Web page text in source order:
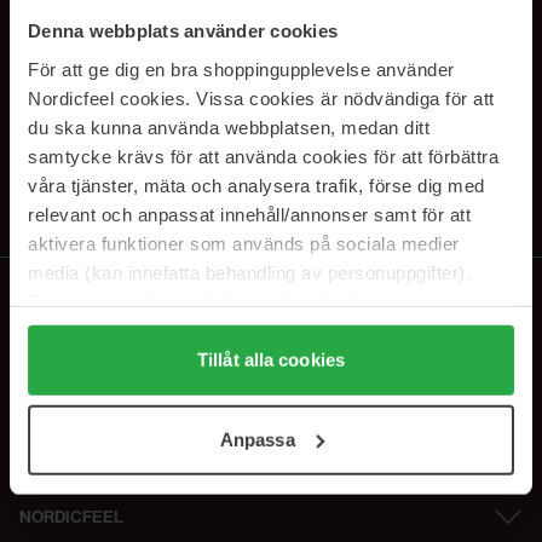
Denna webbplats använder cookies
För att ge dig en bra shoppingupplevelse använder
Nordicfeel cookies. Vissa cookies är nödvändiga för att
du ska kunna använda webbplatsen, medan ditt
samtycke krävs för att använda cookies för att förbättra
våra tjänster, mäta och analysera trafik, förse dig med
relevant och anpassat innehåll/annonser samt för att
aktivera funktioner som används på sociala medier
media (kan innefatta behandling av personuppgifter).
Genom att trycka på "Tillåt alla cookies" accepterar du
alla cookies, medan du under "Detaljer" kan anpassa
användningen av cookies. Du kan när som helst återkalla
samt vår Integritetspolicy.
Tillåt alla cookies
Anpassa
SUBSCRIBE TO OUR
NEWSLETTER
E-postadresse
Ved å abonnere godtar du vårpersonvernerklæring. Du kan melde deg
NORDICFEEL